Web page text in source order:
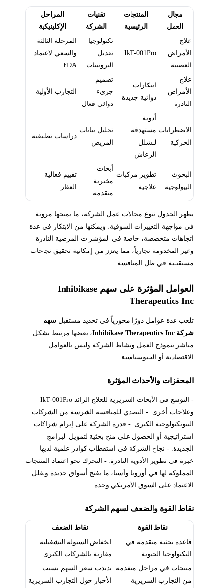
مجال
العمل
المنتجات
الرئيسية
تقنيات
الشركة
المراحل
الإكلينيكية
علاج
الأمراض
العصبية
IkT-001Pro
تكنولوجيا
تعديل
البروتينات
المرحلة الثالثة
والسعي لاعتماد
FDA
علاج
الأمراض
النادرة
ابتكارات
دوائية جديدة
تصميم
جزيء
دوائي فعال
التجارب الأولية
الاضطرابات
الحركية
أدوية
مستهدفة
للشلل
الرعاش
تحليل بيانات
المريض
دراسات تطبيقية
البحوث
البيولوجية
تطوير مركبات
علاجية
أبحاث
مخبرية
متقدمة
تقييم فعالية
العقار
يظهر الجدول تنوع مجالات عمل الشركة، ما يمنحها مرونة
في مواجهة التغييرات السوقية، ويمكنها من الابتكار في عدة
اتجاهات متخصصة، خاصة في المؤشرات المرضية النادرة
وغير المخدومة تجارياً، مما يعزز من إمكانية تحقيق نجاحات
مستقبلية في ظل المنافسة.
العوامل المؤثرة على سهم Inhibikase
Therapeutics Inc
تلعب عدة عوامل دورًا محورياً في تحديد مستقبل سهم
شركة Inhibikase Therapeutics Inc
، بعضها مرتبط بشكل
مباشر بنموذج العمل ونشاط الشركة وليس بالعوامل
الاقتصادية أو الجيوسياسية.
المحفزات والأحداث المؤثرة
- التوسع في الأبحاث السريرية للعلاج الرائد IkT-001Pro
وعلاجات أخرى. - التصدي للمنافسة الشرسة من الشركات
البيوتكنولوجية الكبرى. - قدرة الشركة على إبرام شراكات
استراتيجية أو الحصول على منح بحثية لتمويل البرامج
الجديدة. - نجاح الشركة في استقطاب كوادر علمية لديها
خبرة في تطوير الأدوية النادرة. - التحرك نحو اعتماد المنتجات
المملوكة لها في أوروبا وآسيا، ما يفتح أسواق جديدة ويقلل
الاعتماد على السوق الأمريكي وحده.
نقاط القوة والضعف لسهم الشركة
نقاط القوة
نقاط الضعف
قاعدة بحثية متقدمة في
التكنولوجيا الحيوية
انخفاض السيولة التشغيلية
مقارنة بالشركات الكبرى
منتجات في مراحل متقدمة
من التجارب السريرية
تذبذب سعر السهم بسبب
الأخبار حول التجارب السريرية